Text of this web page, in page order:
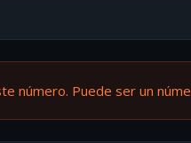
número. Puede ser un